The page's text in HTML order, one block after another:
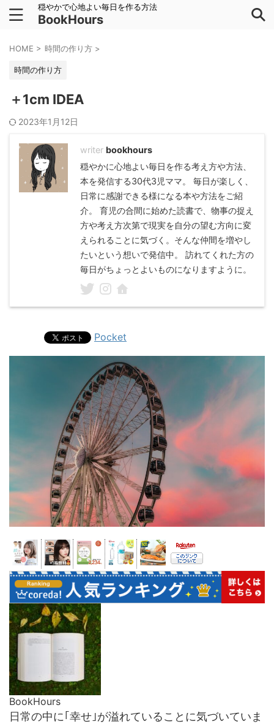
穏やかで心地よい毎日を作る方法
BookHours
HOME > 時間の作り方 >
時間の作り方
＋1cm IDEA
2023年1月12日
bookhours
穏やかに心地よい毎日を作る考え方や方法、
本を発信する30代3児ママ。 毎日が楽しく、
日常に感謝できる様になる本や方法をご紹
介。 育児の合間に始めた読書で、物事の捉え
方や考え方次第で現実を自分の望む方向に変
えられることに気づく。そんな仲間を増やし
たいという想いで発信中。 訪れてくれた方の
毎日がちょっとよいものになりますように。
Pocket
BookHours
日常の中に｢幸せ｣が溢れていることに気づいていま